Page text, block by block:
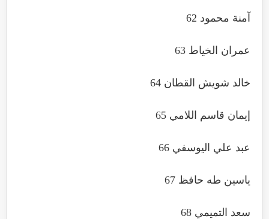
آمنة محمود 62
عمران الخياط 63
خالد شويش القطان 64
إيمان قاسم اللامي 65
عبد علي اليوسفي 66
ياسين طه حافظ 67
سعد التميمي 68